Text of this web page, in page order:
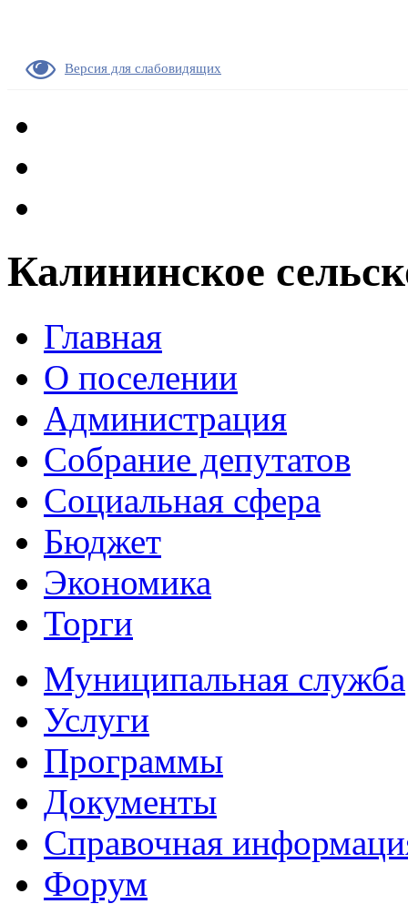
Версия для слабовидящих
Калининское
Главная
О поселении
Администрация
Собрание депутатов
Социальная сфера
Бюджет
Экономика
Торги
Муниципальная служба
Услуги
Программы
Документы
Справочная
Форум